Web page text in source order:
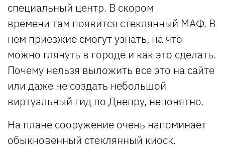
специальный центр. В скором
времени там появится стеклянный МАФ. В
нем приезжие смогут узнать, на что
можно глянуть в городе и как это сделать.
Почему нельзя выложить все это на сайте
или даже не создать небольшой
виртуальный гид по Днепру, непонятно.
На плане сооружение очень напоминает
обыкновенный стеклянный киоск.